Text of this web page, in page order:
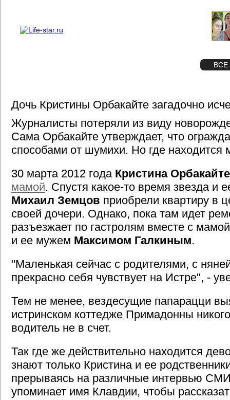
ВСЕ
Дочь Кристины Орбакайте загадочно
Журналисты потеряли из виду
Сама Орбакайте утверждает, что
способами от шумихи. Но где находится
30 марта 2012 года Кристина Орбакайте
мамой. Спустя какое-то время звезда и
Михаил Земцов приобрели квартиру в
своей дочери. Однако, пока там идет
разъезжает по гастролям вместе с
и ее мужем Максимом Галкиным.
"Маленькая сейчас с родителями, с
прекрасно себя чувствует на Истре", -
Тем не менее, вездесущие папарацци
истринском коттедже Примадонны
водитель не в счет.
Так где же действительно находится
знают только Кристина и ее
прерываясь на различные интервью
упоминает имя Клавдии, чтобы